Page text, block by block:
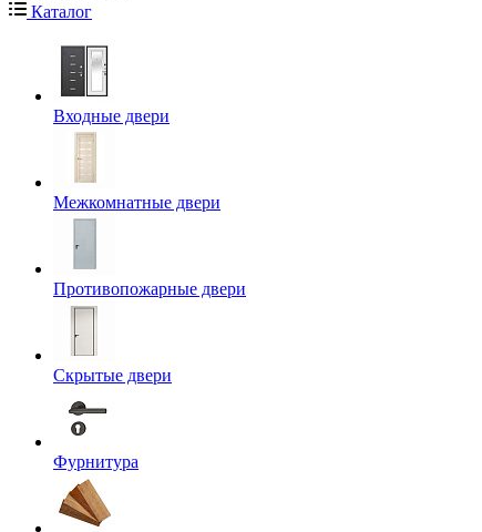
Каталог
Входные двери
Межкомнатные двери
Противопожарные двери
Скрытые двери
Фурнитура